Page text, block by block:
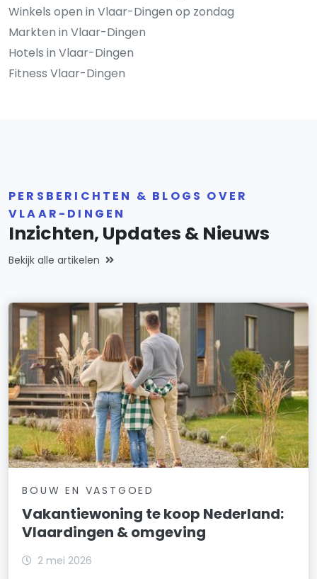
Winkels open in Vlaar-Dingen op zondag
Markten in Vlaar-Dingen
Hotels in Vlaar-Dingen
Fitness Vlaar-Dingen
PERSBERICHTEN & BLOGS OVER
VLAAR-DINGEN
Inzichten, Updates & Nieuws
Bekijk alle artikelen
BOUW EN VASTGOED
Vakantiewoning te koop Nederland:
Vlaardingen & omgeving
2 mei 2026